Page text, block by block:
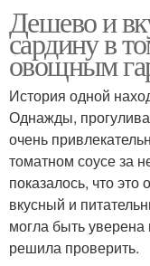
Дешево и
сардину в
овощным
История одной
Однажды,
очень
томатном соусе за
показалось, что это
вкусный и
могла быть уверена
решила проверить.